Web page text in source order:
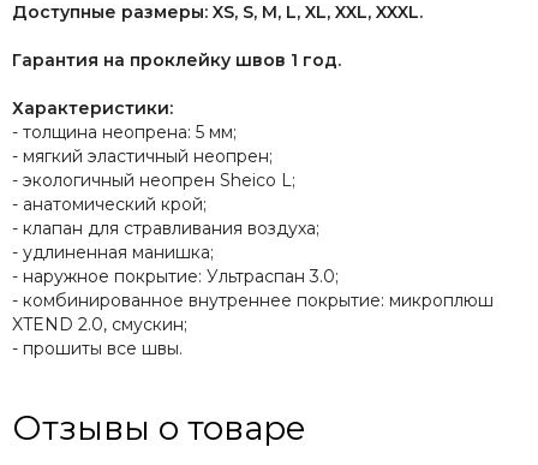
Доступные размеры: XS, S, M, L, XL, XXL, XXXL.
Гарантия на проклейку швов 1 год.
Характеристики:
- толщина неопрена: 5 мм;
- мягкий эластичный неопрен;
- экологичный неопрен Sheico L;
- анатомический крой;
- клапан для стравливания воздуха;
- удлиненная манишка;
- наружное покрытие: Ультраспан 3.0;
- комбинированное внутреннее покрытие: микроплюш
XTEND 2.0, смускин;
- прошиты все швы.
Отзывы о товаре